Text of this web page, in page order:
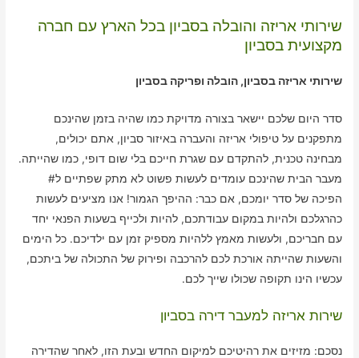
שירותי אריזה והובלה בסביון בכל הארץ עם חברה
מקצועית בסביון
שירותי אריזה בסביון, הובלה ופריקה בסביון
סדר היום שלכם יישאר בצורה מדויקת כמו שהיה בזמן שהינכם
מתפקנים על טיפולי אריזה והעברה באיזור סביון, אתם יכולים,
מבחינה טכנית, להתקדם עם שגרת חייכם בלי שום דופי, כמו שהייתה.
מעבר הבית שהינכם עומדים לעשות פשוט לא מתק שפתיים ל#
הפיכה של סדר יומכם, אם כבר: ההיפך הגמור! אנו מציעים לעשות
כהרגלכם ולהיות במקום עבודתכם, להיות ולכייף בשעות הפנאי יחד
עם חבריכם, ולעשות מאמץ ללהיות מספיק זמן עם ילדיכם. כל הימים
והשעות שהייתה אורכת לכם להרכבה ופירוק של התכולה של ביתכם,
עכשיו הינו תקופה שכולו שייך לכם.
שירות אריזה למעבר דירה בסביון
נסכם: מזיזים את רהיטיכם למיקום החדש ובעת הזו, לאחר שהדירה